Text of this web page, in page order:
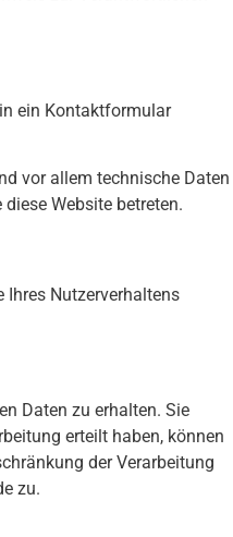
ein Kontaktformular
vor allem technische Daten
Website betreten.
Ihres Nutzerverhaltens
Daten zu erhalten. Sie
erteilt haben, können
der Verarbeitung
zu.